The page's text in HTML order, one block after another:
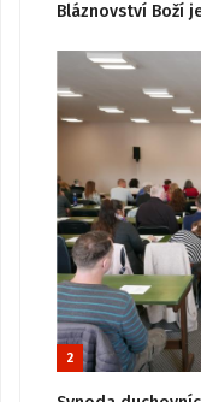
Bláznovství Boží
2